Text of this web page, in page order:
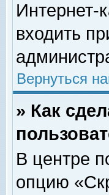
Интернет-
входить
Вернуться
» Как
В центре
опцию